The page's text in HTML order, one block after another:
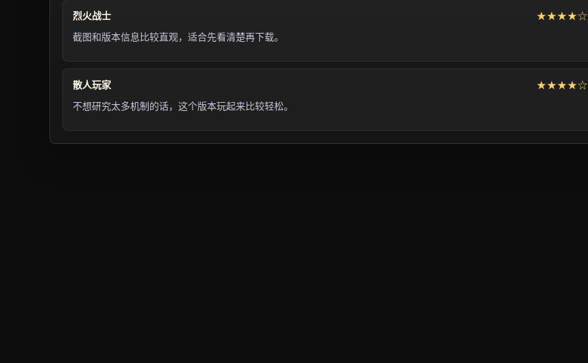
烈火战士 ★★★★☆
截图和版本信息比较直观，适合先看清楚再下载。
散人玩家 ★★★★☆
不想研究太多机制的话，这个版本玩起来比较轻松。